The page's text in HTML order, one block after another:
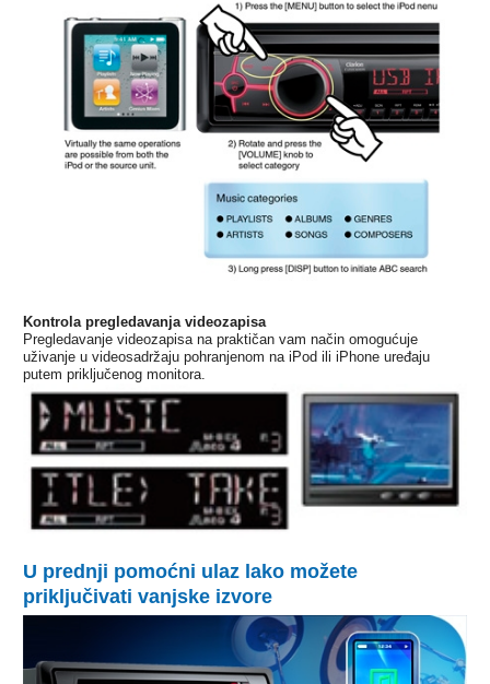
Kontrola pregledavanja videozapisa
Pregledavanje videozapisa na praktičan vam način omogućuje
uživanje u videosadržaju pohranjenom na iPod ili iPhone uređaju
putem priključenog monitora.
U prednji pomoćni ulaz lako možete
priključivati vanjske izvore